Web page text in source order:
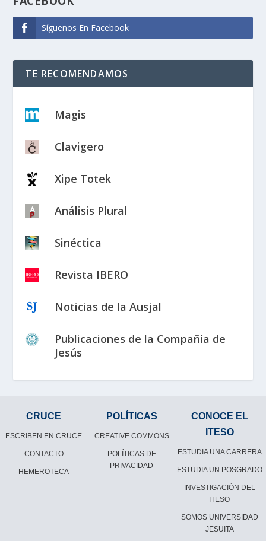
Síguenos En Facebook
TE RECOMENDAMOS
Magis
Clavigero
Xipe Totek
Análisis Plural
Sinéctica
Revista IBERO
Noticias de la Ausjal
Publicaciones de la Compañía de
Jesús
CRUCE
ESCRIBEN EN CRUCE
CONTACTO
HEMEROTECA
POLÍTICAS
CREATIVE COMMONS
POLÍTICAS DE
PRIVACIDAD
CONOCE EL
ITESO
ESTUDIA UNA CARRERA
ESTUDIA UN POSGRADO
INVESTIGACIÓN DEL
ITESO
SOMOS UNIVERSIDAD
JESUITA